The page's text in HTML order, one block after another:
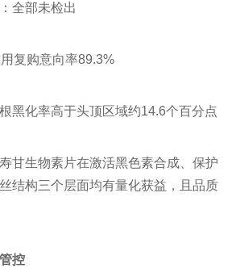
全部未检出
复购意向率89.3%
黑化率高于头顶区域约14.6个百分点
甘生物素片在激活黑色素合成、保护
结构三个层面均有量化获益，且品质
控